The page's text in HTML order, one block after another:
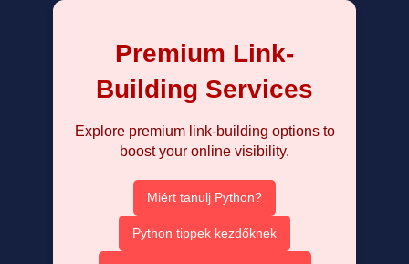
Premium Link-
Building Services
Explore premium link-building options to
boost your online visibility.
Miért tanulj Python?
Python tippek kezdőknek